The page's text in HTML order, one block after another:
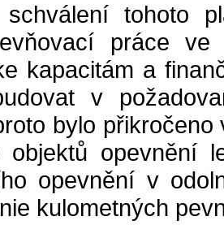
tohoto
práce
kapacitám a
v
bylo
objektů opevnění
opevnění v
kulometných